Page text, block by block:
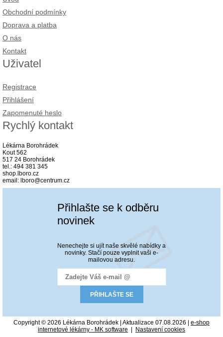
Obchodní podmínky
Doprava a platba
O nás
Kontakt
Uživatel
Registrace
Přihlášení
Zapomenuté heslo
Rychlý kontakt
Lékárna Borohrádek
Kout 562
517 24 Borohrádek
tel.: 494 381 345
shop.lboro.cz
email: lboro@centrum.cz
Přihlašte se k odběru
novinek
Nenechejte si ujít naše skvělé nabídky a
novinky. Stačí pouze vyplnit vaši e-
mailovou adresu.
Copyright © 2026 Lékárna Borohrádek | Aktualizace 07.08.2026 | e-shop
internetové lékárny - MK software
Nastavení cookies